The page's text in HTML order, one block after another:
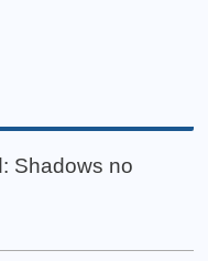
Shadows no